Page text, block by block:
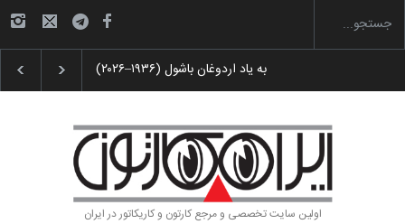
به یاد اردوغان باشول (۱۹۳۶–۲۰۲۶) و پوستر «ایران سربلند»…
اولین سایت تخصصی و مرجع کارتون و کاریکاتور در ایران